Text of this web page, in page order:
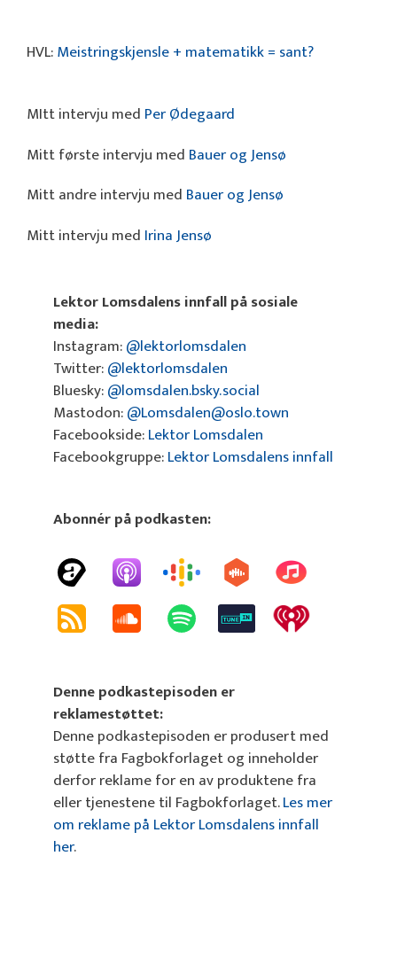
HVL:Meistringskjensle + matematikk = sant?
MItt intervju med Per Ødegaard
Mitt første intervju med Bauer og Jensø
Mitt andre intervju med Bauer og Jensø
Mitt intervju med Irina Jensø
Lektor Lomsdalens innfall på sosiale
media:
Instagram:@lektorlomsdalen
Twitter:@lektorlomsdalen
Bluesky:@lomsdalen.bsky.social
Mastodon:@Lomsdalen@oslo.town
Facebookside:Lektor Lomsdalen
Facebookgruppe:Lektor Lomsdalens innfall
Abonnér på podkasten:
Denne podkastepisoden er
reklamestøttet:
Denne podkastepisoden er produsert med
støtte fra Fagbokforlaget og inneholder
derfor reklame for en av produktene fra
eller tjenestene til Fagbokforlaget.Les mer
om reklame på Lektor Lomsdalens innfall
her.